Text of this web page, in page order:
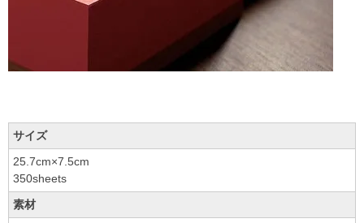
サイズ
25.7cm×7.5cm
350sheets
素材